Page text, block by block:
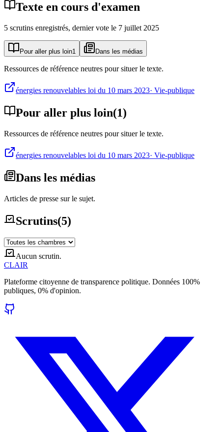
Texte en cours d'examen
5 scrutins enregistrés, dernier vote le 7 juillet 2025
Pour aller plus loin1 Dans les médias
Ressources de référence neutres pour situer le texte.
énergies renouvelables loi du 10 mars 2023· Vie-publique
Pour aller plus loin(1)
Ressources de référence neutres pour situer le texte.
énergies renouvelables loi du 10 mars 2023· Vie-publique
Dans les médias
Articles de presse sur le sujet.
Scrutins(5)
Aucun scrutin.
CLAIR
Plateforme citoyenne de transparence politique. Données 100%
publiques, 0% d'opinion.